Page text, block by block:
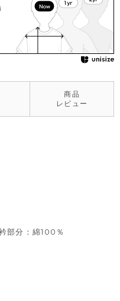
商品
レビュー
部分：綿100％